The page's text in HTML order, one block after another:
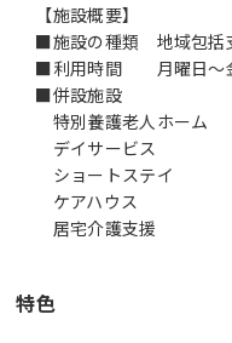
【施設概要】
■施設の種類 地域包括
■利用時間 月曜日～
■併設施設
特別養護老人ホーム
デイサービス
ショートステイ
ケアハウス
居宅介護支援
特色